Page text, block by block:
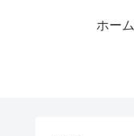
ホーム